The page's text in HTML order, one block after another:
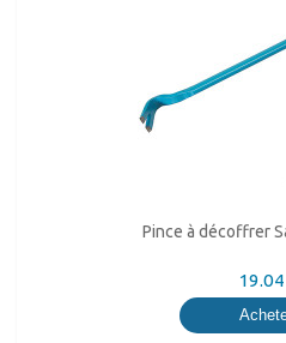
Pince à décoffrer